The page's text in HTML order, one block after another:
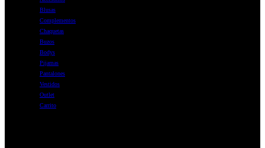
Blusas
Complementos
Chaquetas
Buzos
Bodys
Pijamas
Pantalones
Vestidos
Outlet
Carrito